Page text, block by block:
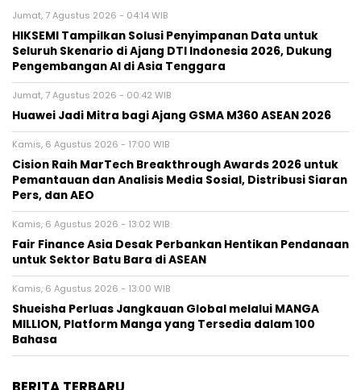
Jumat, 7 Agustus 2026 - 04:14 WIB
HIKSEMI Tampilkan Solusi Penyimpanan Data untuk
Seluruh Skenario di Ajang DTI Indonesia 2026, Dukung
Pengembangan AI di Asia Tenggara
Jumat, 7 Agustus 2026 - 00:42 WIB
Huawei Jadi Mitra bagi Ajang GSMA M360 ASEAN 2026
Kamis, 6 Agustus 2026 - 17:00 WIB
Cision Raih MarTech Breakthrough Awards 2026 untuk
Pemantauan dan Analisis Media Sosial, Distribusi Siaran
Pers, dan AEO
Kamis, 6 Agustus 2026 - 13:02 WIB
Fair Finance Asia Desak Perbankan Hentikan Pendanaan
untuk Sektor Batu Bara di ASEAN
Kamis, 6 Agustus 2026 - 13:00 WIB
Shueisha Perluas Jangkauan Global melalui MANGA
MILLION, Platform Manga yang Tersedia dalam 100
Bahasa